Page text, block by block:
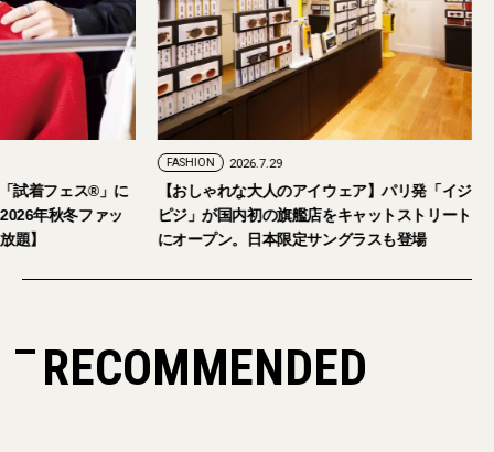
2026年9月5日・6日開催。「試着フェス®︎」に
読者の皆さまをご招待。【2026年秋冬ファッ
ション＆美容アイテム試し放題】
【おしゃれな大人
ピジ」が国内初の
にオープン。日本
RECOMMENDED